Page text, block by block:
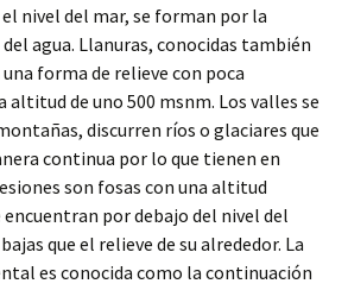
el nivel del mar, se forman por la
agua. Llanuras, conocidas también
forma de relieve con poca
altitud de uno 500 msnm. Los valles se
discurren ríos o glaciares que
continua por lo que tienen en
son fosas con una altitud
encuentran por debajo del nivel del
que el relieve de su alrededor. La
es conocida como la continuación